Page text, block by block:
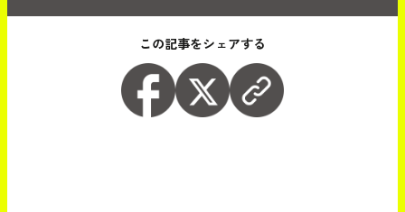
この記事をシェアする